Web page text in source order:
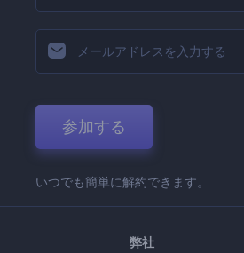
参加する
いつでも簡単に解約できます。
弊社